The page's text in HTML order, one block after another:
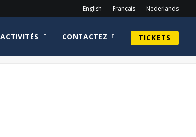
English Français Nederlands
ACTIVITÉS CONTACTEZ TICKETS
Home Jennifer Morrison How-I-Met-Your-Mother-Logo